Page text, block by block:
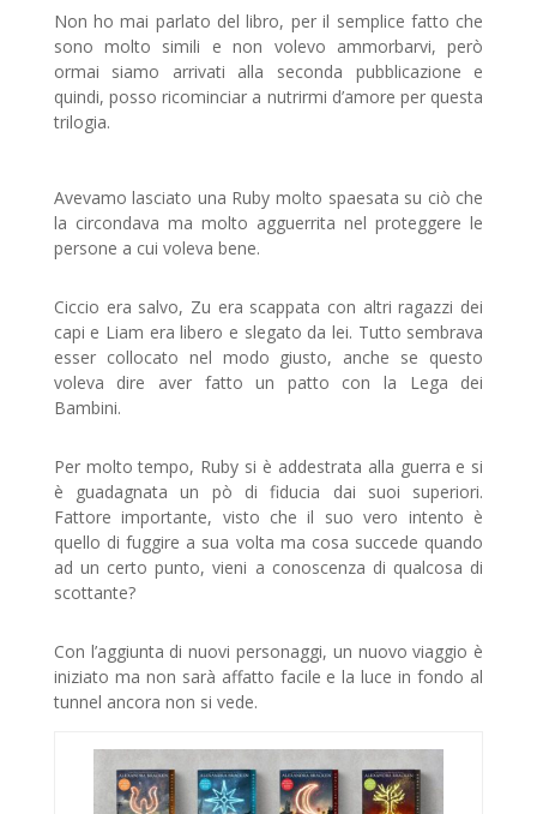
Non ho mai parlato del libro, per il semplice fatto che
sono molto simili e non volevo ammorbarvi, però
ormai siamo arrivati alla seconda pubblicazione e
quindi, posso ricominciar a nutrirmi d’amore per questa
trilogia.
Avevamo lasciato una Ruby molto spaesata su ciò che
la circondava ma molto agguerrita nel proteggere le
persone a cui voleva bene.
Ciccio era salvo, Zu era scappata con altri ragazzi dei
capi e Liam era libero e slegato da lei. Tutto sembrava
esser collocato nel modo giusto, anche se questo
voleva dire aver fatto un patto con la Lega dei
Bambini.
Per molto tempo, Ruby si è addestrata alla guerra e si
è guadagnata un pò di fiducia dai suoi superiori.
Fattore importante, visto che il suo vero intento è
quello di fuggire a sua volta ma cosa succede quando
ad un certo punto, vieni a conoscenza di qualcosa di
scottante?
Con l’aggiunta di nuovi personaggi, un nuovo viaggio è
iniziato ma non sarà affatto facile e la luce in fondo al
tunnel ancora non si vede.